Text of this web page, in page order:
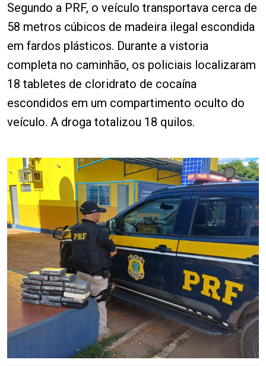
Segundo a PRF, o veículo transportava cerca de
58 metros cúbicos de madeira ilegal escondida
em fardos plásticos. Durante a vistoria
completa no caminhão, os policiais localizaram
18 tabletes de cloridrato de cocaína
escondidos em um compartimento oculto do
veículo. A droga totalizou 18 quilos.